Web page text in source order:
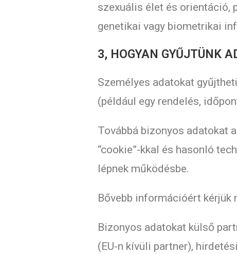
szexuális élet és orientáció,
genetikai vagy biometrikai
3, HOGYAN GYŰJTÜNK
Személyes adatokat
(például egy rendelés,
Továbbá bizonyos adatokat
“cookie”-kkal és hasonló
lépnek működésbe.
Bővebb információért kérjük
Bizonyos adatokat külső
(EU-n kívüli partner),